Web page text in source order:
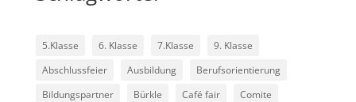
5.Klasse 6. Klasse 7.Klasse
9. Klasse
Abschlussfeier
Ausbildung
Berufsorientierung
Bildungspartner
Bürkle Café fair
Comite